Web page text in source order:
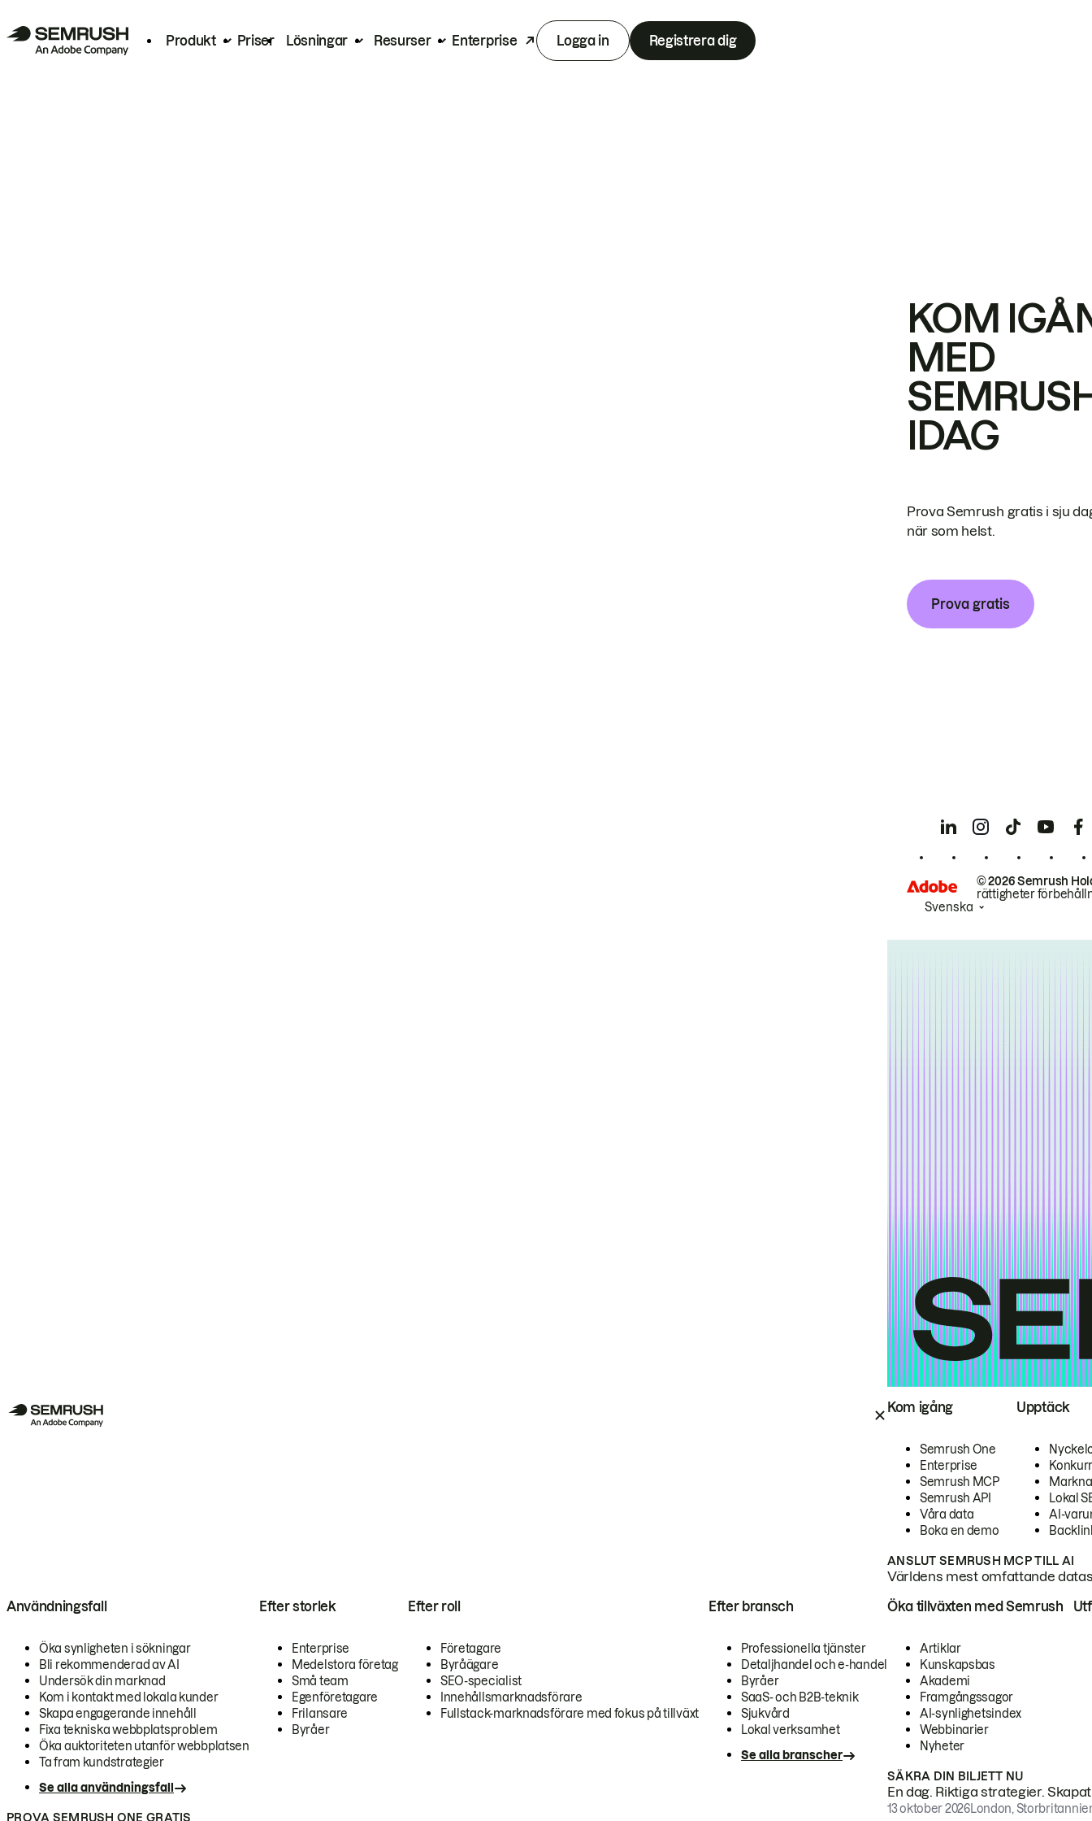
Produkt Priser Lösningar Resurser Enterprise Logga in Registrera dig
Kom igång
Semrush One
Enterprise
Semrush MCP
Semrush API
Våra data
Boka en demo
Upptäck
Lokal
AI-
ANSLUT SEMRUSH MCP TILL AI
Världens mest omfattande
Användningsfall
Öka synligheten i sökningar
Bli rekommenderad av AI
Undersök din marknad
Kom i kontakt med lokala kunder
Skapa engagerande innehåll
Fixa tekniska webbplatsproblem
Öka auktoriteten utanför webbplatsen
Ta fram kundstrategier
Se alla användningsfall
Efter storlek
Enterprise
Medelstora företag
Små team
Egenföretagare
Frilansare
Byråer
Efter roll
Företagare
Byråägare
SEO-specialist
Innehållsmarknadsförare
Fullstack-marknadsförare med fokus på tillväxt
Efter bransch
Professionella tjänster
Detaljhandel och e-handel
Byråer
SaaS- och B2B-teknik
Sjukvård
Lokal verksamhet
Se alla branscher
PROVA SEMRUSH ONE GRATIS
Öka tillväxten med Semrush
Artiklar
Kunskapsbas
Akademi
Framgångssagor
AI-synlighetsindex
Webbinarier
Nyheter
SÄKRA DIN BILJETT NU
En dag. Riktiga strategier.
13 oktober 2026London,
KOM
MED
IDAG
Prova Semrush gratis i sju
när som helst.
Prova gratis
© 2026 Semrush
rättigheter
Svenska